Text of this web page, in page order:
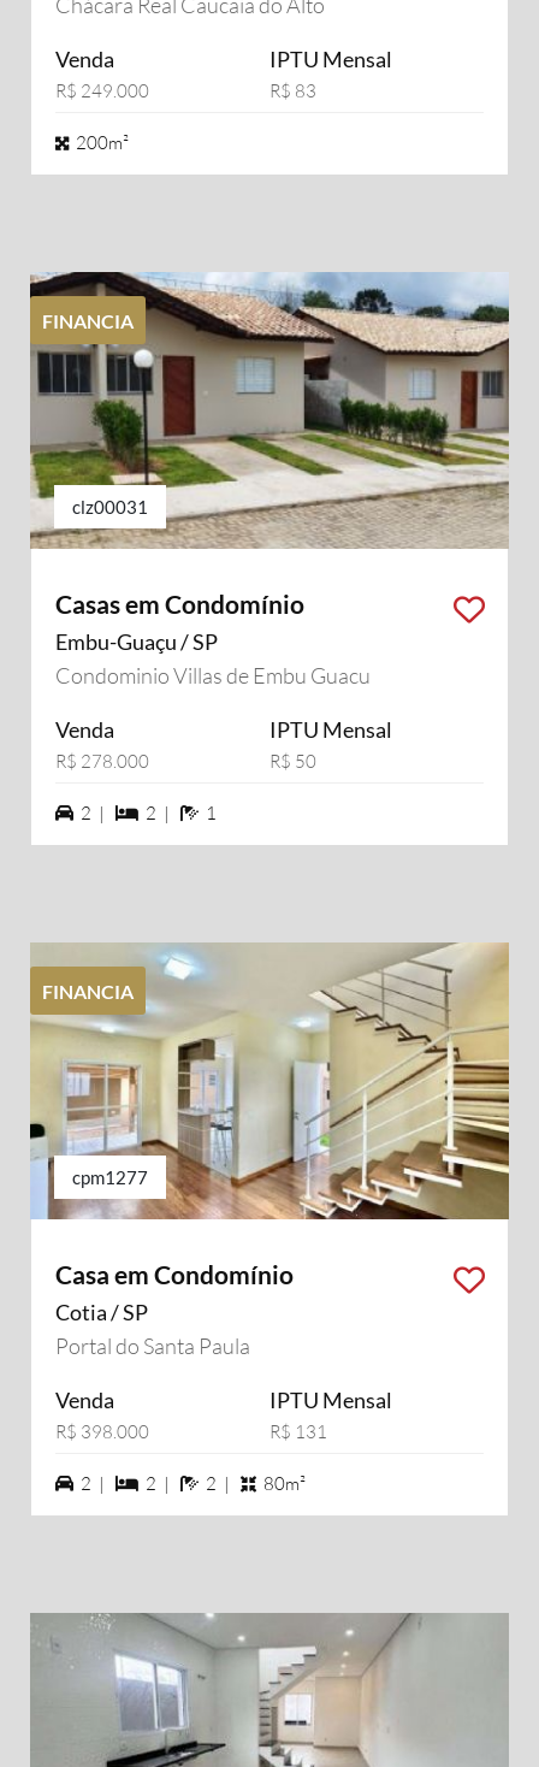
Venda
R$ 249.000
IPTU Mensal
R$ 83
200m²
FINANCIA
clz00031
Casas em Condomínio
Embu-Guaçu / SP
Condominio Villas de Embu Guacu
Venda
R$ 278.000
IPTU Mensal
R$ 50
2 vagas na garagem
2 | 2 dormiórios
2 | 1 banheiros
1
FINANCIA
cpm1277
Casa em Condomínio
Cotia / SP
Portal do Santa Paula
Venda
R$ 398.000
IPTU Mensal
R$ 131
2 vagas na garagem
2 | 2 dormiórios
2 | 2 banheiros
2 | 80m²